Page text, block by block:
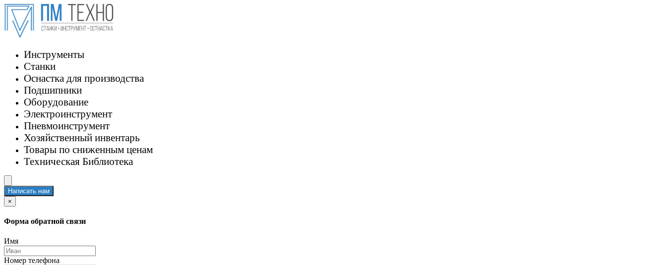
Инструменты
Станки
Оснастка для производства
Подшипники
Оборудование
Электроинструмент
Пневмоинструмент
Хозяйственный инвентарь
Товары по сниженным ценам
Техническая Библиотека
Написать нам
×
Форма обратной связи
Имя
Номер телефона